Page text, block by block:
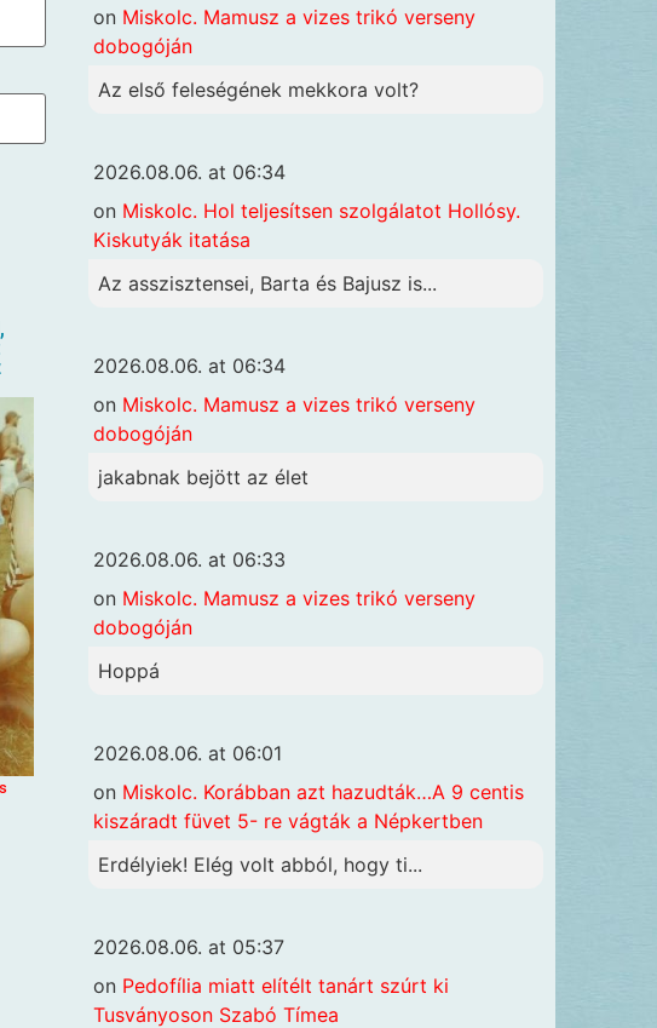
on Miskolc. Mamusz a vizes trikó verseny
dobogóján
Az első feleségének mekkora volt?
2026.08.06. at 06:34
on Miskolc. Hol teljesítsen szolgálatot Hollósy.
Kiskutyák itatása
Az asszisztensei, Barta és Bajusz is...
2026.08.06. at 06:34
on Miskolc. Mamusz a vizes trikó verseny
dobogóján
jakabnak bejött az élet
2026.08.06. at 06:33
on Miskolc. Mamusz a vizes trikó verseny
dobogóján
Hoppá
2026.08.06. at 06:01
on Miskolc. Korábban azt hazudták…A 9 centis
kiszáradt füvet 5- re vágták a Népkertben
Erdélyiek! Elég volt abból, hogy ti...
2026.08.06. at 05:37
on Pedofília miatt elítélt tanárt szúrt ki
Tusványoson Szabó Tímea